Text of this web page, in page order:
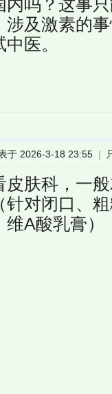
内吗？这事
涉及激素的
医。
于 2026-3-18 23:55 |
皮肤科，一
针对闭口、
维A酸乳膏）